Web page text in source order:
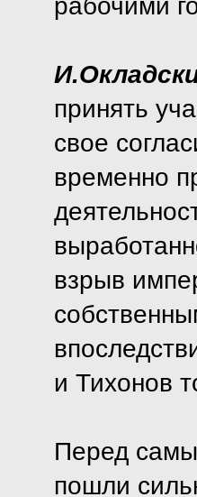
рабочими
принять
свое
временно
взрыв
и Тихонов
Перед
пошли